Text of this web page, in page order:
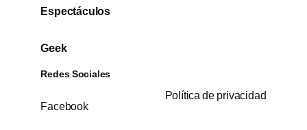
Espectáculos
Geek
Redes Sociales
Facebook
Política de privacidad